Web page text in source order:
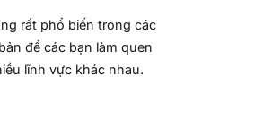
rất phổ biến trong các
để các bạn làm quen
lĩnh vực khác nhau.